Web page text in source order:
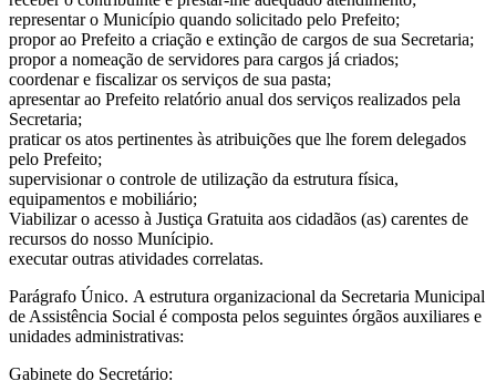
representar o Município quando solicitado pelo Prefeito;
propor ao Prefeito a criação e extinção de cargos de sua Secretaria;
propor a nomeação de servidores para cargos já criados;
coordenar e fiscalizar os serviços de sua pasta;
apresentar ao Prefeito relatório anual dos serviços realizados pela
Secretaria;
praticar os atos pertinentes às atribuições que lhe forem delegados
pelo Prefeito;
supervisionar o controle de utilização da estrutura física,
equipamentos e mobiliário;
Viabilizar o acesso à Justiça Gratuita aos cidadãos (as) carentes de
recursos do nosso Munícipio.
executar outras atividades correlatas.
Parágrafo Único. A estrutura organizacional da Secretaria Municipal
de Assistência Social é composta pelos seguintes órgãos auxiliares e
unidades administrativas:
Gabinete do Secretário: